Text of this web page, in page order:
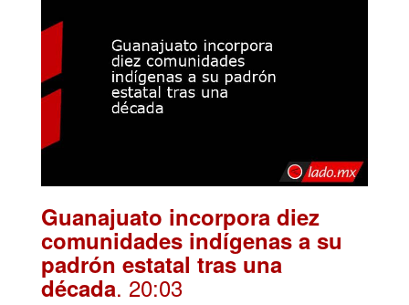
Guanajuato incorpora diez
comunidades indígenas a su
padrón estatal tras una
década. 20:03